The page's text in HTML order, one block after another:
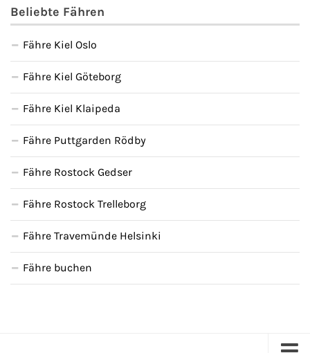
Beliebte Fähren
Fähre Kiel Oslo
Fähre Kiel Göteborg
Fähre Kiel Klaipeda
Fähre Puttgarden Rödby
Fähre Rostock Gedser
Fähre Rostock Trelleborg
Fähre Travemünde Helsinki
Fähre buchen